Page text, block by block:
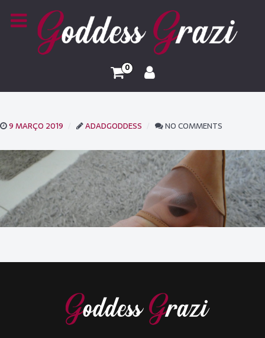
0
9 MARÇO 2019 ADADGODDESS NO COMMENTS